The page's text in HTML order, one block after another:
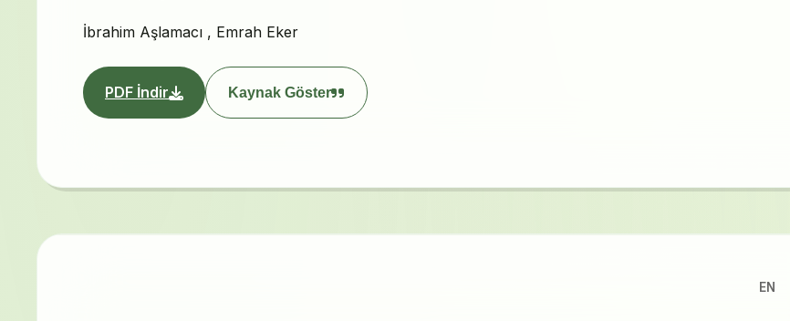
İbrahim Aşlamacı , Emrah Eker
PDF İndir Kaynak Göster
EN